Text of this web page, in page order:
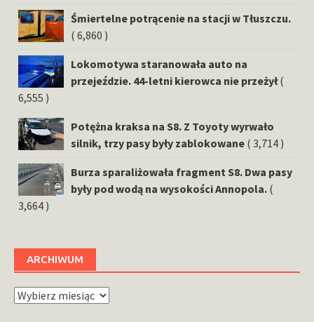
Śmiertelne potrącenie na stacji w Tłuszczu.
( 6,860 )
Lokomotywa staranowała auto na
przejeździe. 44-letni kierowca nie przeżył (
6,555 )
Potężna kraksa na S8. Z Toyoty wyrwało
silnik, trzy pasy były zablokowane ( 3,714 )
Burza sparaliżowała fragment S8. Dwa pasy
były pod wodą na wysokości Annopola. (
3,664 )
ARCHIWUM
Archiwum